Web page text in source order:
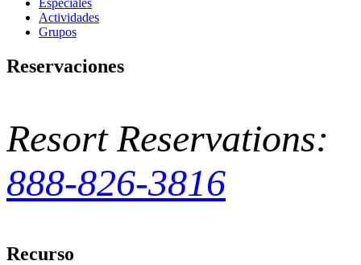
Actividades
Grupos
Reservaciones
Resort Reservations:
888-826-3816
Recurso